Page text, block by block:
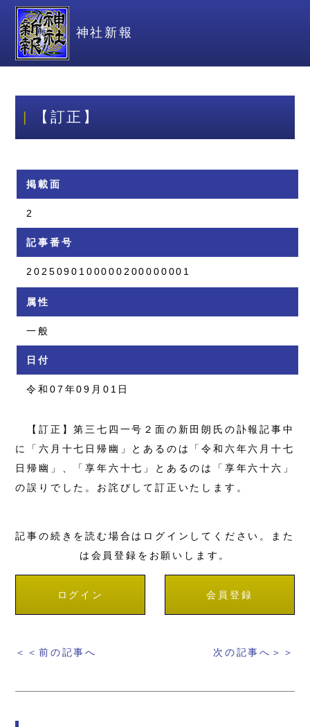
神社新報
【訂正】
掲載面
2
記事番号
2025090100000200000001
属性
一般
日付
令和07年09月01日
【訂正】第三七四一号２面の新田朗氏の訃報記事中
に「六月十七日帰幽」とあるのは「令和六年六月十七
日帰幽」、「享年六十七」とあるのは「享年六十六」
の誤りでした。お詫びして訂正いたします。
記事の続きを読む場合はログインしてください。また
は会員登録をお願いします。
ログイン 会員登録
＜＜前の記事へ 次の記事へ＞＞